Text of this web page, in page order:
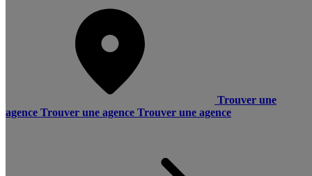
Trouver une
agence Trouver une agence Trouver une agence